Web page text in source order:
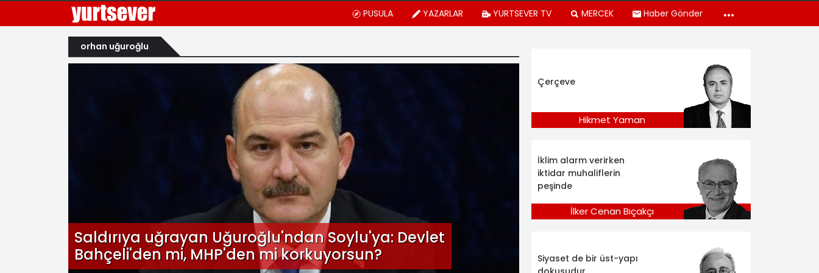
PUSULA YAZARLAR YURTSEVER TV MERCEK Haber Gönder
orhan uğuroğlu
Saldırıya uğrayan Uğuroğlu'ndan Soylu'ya: Devlet
Bahçeli'den mi, MHP'den mi korkuyorsun?
Çerçeve
Hikmet Yaman
İklim alarm verirken
iktidar muhaliflerin
peşinde
İlker Cenan Bıçakçı
Siyaset de bir üst-yapı